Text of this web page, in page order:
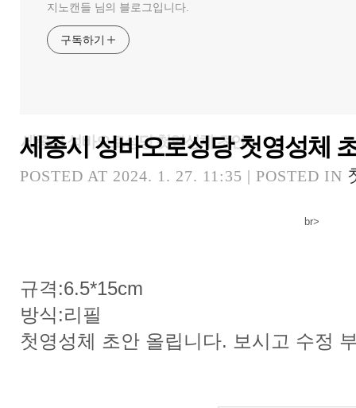
지노캔들 님의 블로그입니다.
구독하기
세종시 성바오로성당 첫영성체 초안
세종시 성바오로성당 첫영성체
POSTED AT 2024. 1. 27. 11:35 | POSTED IN
br>
규격:6.5*15cm
방식:리필
첫영성체 초안 올립니다. 보시고 수정